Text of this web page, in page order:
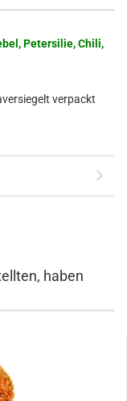
Petersilie, Chili,
verpackt
haben